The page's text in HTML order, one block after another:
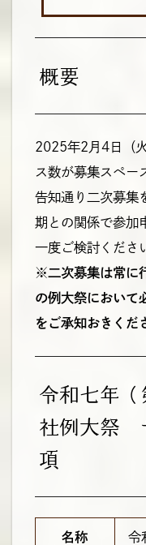
概要
2025年2月4日（
ス数が募集スペー
告知通り二次募集
期との関係で参加
一度ご検討くださ
※二次募集は常に
の例大祭において
をご承知おきくだ
令和七年
社例大祭
項
名称 令